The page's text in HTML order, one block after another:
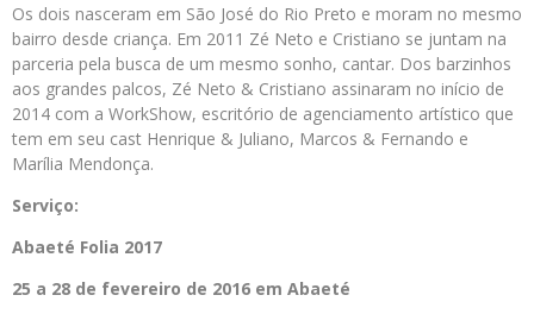
Os dois nasceram em São José do Rio Preto e moram no mesmo
bairro desde criança. Em 2011 Zé Neto e Cristiano se juntam na
parceria pela busca de um mesmo sonho, cantar. Dos barzinhos
aos grandes palcos, Zé Neto & Cristiano assinaram no início de
2014 com a WorkShow, escritório de agenciamento artístico que
tem em seu cast Henrique & Juliano, Marcos & Fernando e
Marília Mendonça.
Serviço:
Abaeté Folia 2017
25 a 28 de fevereiro de 2016 em Abaeté